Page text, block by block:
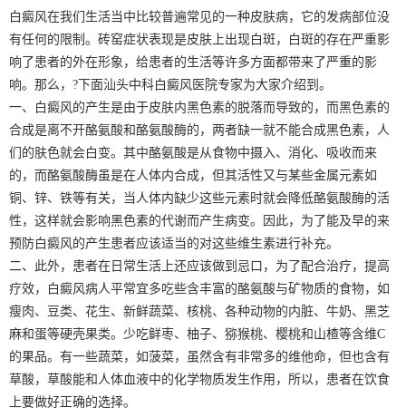
白癜风在我们生活当中比较普遍常见的一种皮肤病，它的发病部位没
有任何的限制。砖窑症状表现是皮肤上出现白斑，白斑的存在严重影
响了患者的外在形象，给患者的生活等许多方面都带来了严重的影
响。那么，?下面汕头中科白癜风医院专家为大家介绍到。
一、白癜风的产生是由于皮肤内黑色素的脱落而导致的，而黑色素的
合成是离不开酪氨酸和酪氨酸酶的，两者缺一就不能合成黑色素，人
们的肤色就会白变。其中酪氨酸是从食物中摄入、消化、吸收而来
的，而酪氨酸酶虽是在人体内合成，但其活性又与某些金属元素如
铜、锌、铁等有关，当人体内缺少这些元素时就会降低酪氨酸酶的活
性，这样就会影响黑色素的代谢而产生病变。因此，为了能及早的来
预防白癜风的产生患者应该适当的对这些维生素进行补充。
二、此外，患者在日常生活上还应该做到忌口，为了配合治疗，提高
疗效，白癜风病人平常宜多吃些含丰富的酪氨酸与矿物质的食物，如
瘦肉、豆类、花生、新鲜蔬菜、核桃、各种动物的内脏、牛奶、黑芝
麻和蛋等硬壳果类。少吃鲜枣、柚子、猕猴桃、樱桃和山楂等含维C
的果品。有一些蔬菜，如菠菜，虽然含有非常多的维他命，但也含有
草酸，草酸能和人体血液中的化学物质发生作用，所以，患者在饮食
上要做好正确的选择。